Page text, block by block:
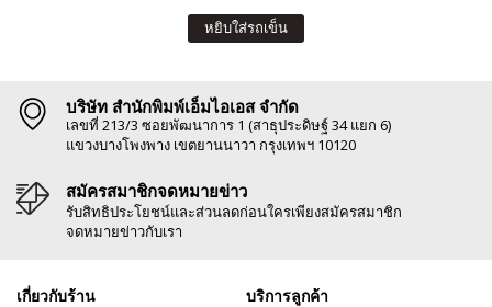
หยิบใส่รถเข็น
บริษัท สำนักพิมพ์เอ็มไอเอส จำกัด
เลขที่ 213/3 ซอยพัฒนาการ 1 (สาธุประดิษฐ์ 34 แยก 6)
แขวงบางโพงพาง เขตยานนาวา กรุงเทพฯ 10120
สมัครสมาชิกจดหมายข่าว
รับสิทธิประโยชน์และส่วนลดก่อนใครเพียงสมัครสมาชิก
จดหมายข่าวกับเรา
เกี่ยวกับร้าน บริการลูกค้า